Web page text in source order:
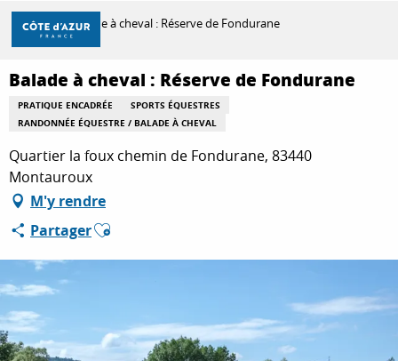
Aller
contenu
principal
DÉCOUVRIR
À FAIRE
SÉJOURNER
Accueil Balade à cheval : Réserve de Fondurane
Balade à cheval : Réserve de Fondurane
PRATIQUE ENCADRÉE
SPORTS ÉQUESTRES
RANDONNÉE ÉQUESTRE / BALADE À CHEVAL
Quartier la foux chemin de Fondurane, 83440
Montauroux
M'y rendre
PartagerAjouter aux favoris